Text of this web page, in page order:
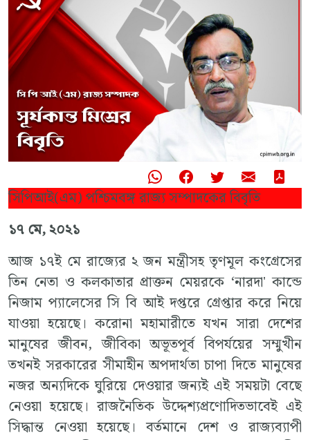
সিপিআই(এম) পশ্চিমবঙ্গ রাজ্য সম্পাদকের বিবৃতি
১৭ মে, ২০২১
আজ ১৭ই মে রাজ্যের ২ জন মন্ত্রীসহ তৃণমূল কংগ্রেসের
তিন নেতা ও কলকাতার প্রাক্তন মেয়রকে ‘নারদা' কান্ডে
নিজাম প্যালেসের সি বি আই দপ্তরে গ্রেপ্তার করে নিয়ে
যাওয়া হয়েছে। করােনা মহামারীতে যখন সারা দেশের
মানুষের জীবন, জীবিকা অভূতপূর্ব বিপর্যয়ের সম্মুখীন
তখনই সরকারের সীমাহীন অপদার্থতা চাপা দিতে মানুষের
নজর অন্যদিকে ঘুরিয়ে দেওয়ার জন্যই এই সময়টা বেছে
নেওয়া হয়েছে। রাজনৈতিক উদ্দেশ্যপ্রণােদিতভাবেই এই
সিদ্ধান্ত নেওয়া হয়েছে। বর্তমানে দেশ ও রাজ্যব্যাপী